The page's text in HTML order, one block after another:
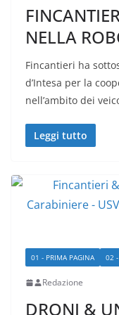
NELLA
Fincantieri ha
d’Intesa per la
nell’ambito dei
Leggi tutto
01 - PRIMA PAGINA 02
Redazione
DRONI &